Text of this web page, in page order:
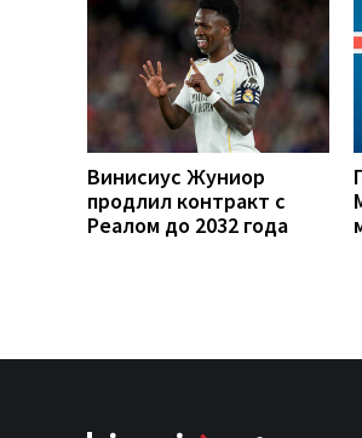
Винисиус Жуниор
продлил контракт с
Реалом до 2032 года